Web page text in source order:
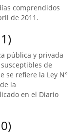
comprendidos
de 2011.
pública y privada
de
se refiere la Ley N°
la
en el Diario